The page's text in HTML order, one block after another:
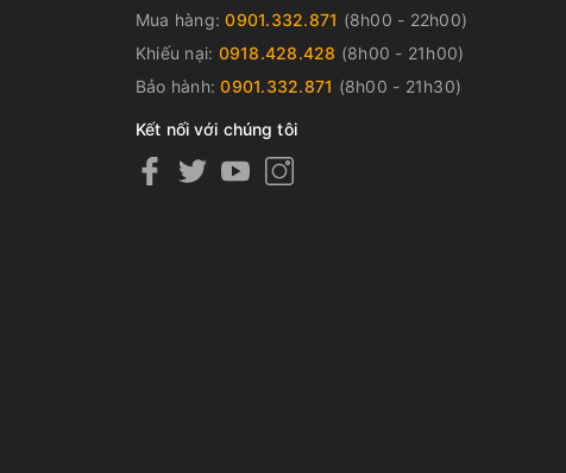
Mua hàng:0901.332.871 (8h00 - 22h00)
Khiếu nại: 0918.428.428 (8h00 - 21h00)
Bảo hành:0901.332.871 (8h00 - 21h30)
Kết nối với chúng tôi